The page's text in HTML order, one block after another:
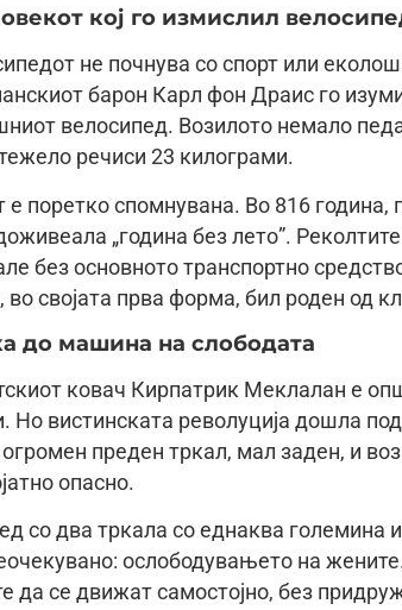
кој го измислил
не почнува со спорт или
барон Карл фон Драис го
велосипед. Возилото немало
речиси 23 килограми.
поретко спомнувана. Во 816 година,
„година без лето”.
без основното транспортно
својата прва форма, бил роден од
до машина на слободата
ковач Кирпатрик Меклалан е
Но вистинската револуција дошла
преден тркал, мал заден, и
опасно.
со два тркала со еднаква големина
ослободувањето на
да се движат самостојно, без